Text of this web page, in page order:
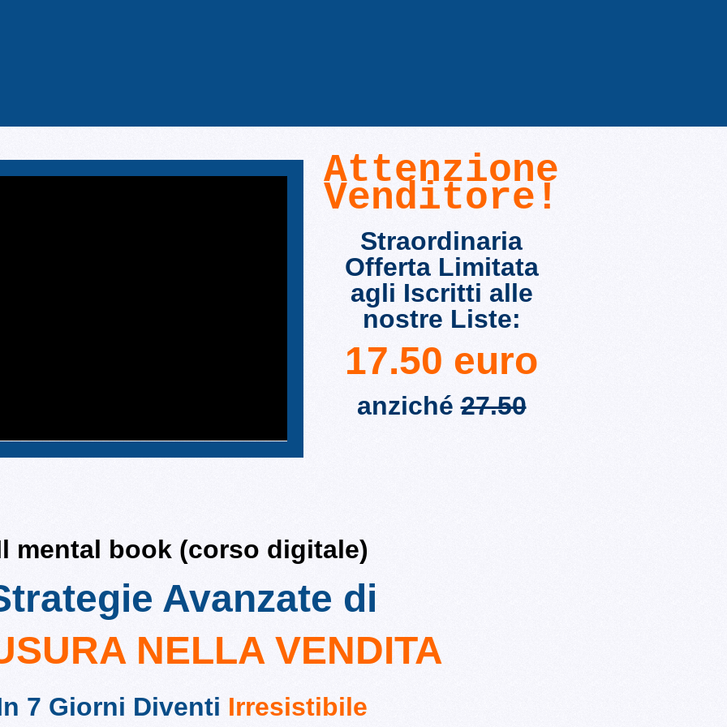
Attenzione
Venditore!
Straordinaria
Offerta Limitata
agli Iscritti alle
nostre Liste:
17.50 euro
anziché27.50
mental book (corso digitale)
Avanzate di
NELLA VENDITA
7 Giorni Diventi Irresistibile